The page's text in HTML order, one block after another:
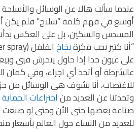
عندما سألت هالا عن الوسائل والأسلحة
أوسع في فهم كلمة “سلاح” فلم يكن
المسدس والسكين، بل على العكس
“أنا كتير بحب فكرةبخاخ
على عيون حدا إذا حاول يتحرش فيي
عالشرطة أو أتخذ أي اجراء، وفي كمان
للاغتصاب، أنا بشوف هي الوسائل من
وتحدثنا عن العديد مناختراعات
صناعة بعضها حتى الأن وحتى لو
للعديد من النساء حول العالم بأسعار